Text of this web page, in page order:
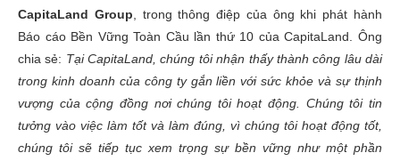
CapitaLand Group , trong thông điệp của ông khi phát hành
Báo cáo Bền Vững Toàn Cầu lần thứ 10 của CapitaLand. Ông
chia sẻ: Tại CapitaLand, chúng tôi nhận thấy thành công lâu dài
trong kinh doanh của công ty gắn liền với sức khỏe và sự thịnh
vượng của cộng đồng nơi chúng tôi hoạt động. Chúng tôi tin
tưởng vào việc làm tốt và làm đúng, vì chúng tôi hoạt động tốt,
chúng tôi sẽ tiếp tục xem trọng sự bền vững như một phần